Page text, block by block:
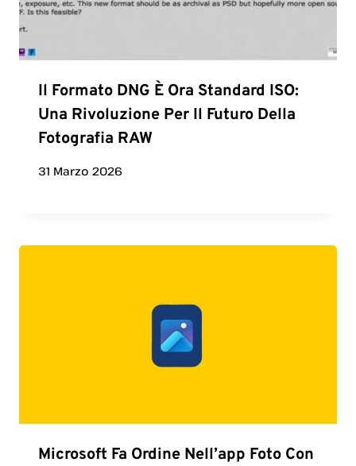
Il Formato DNG È Ora Standard ISO:
Una Rivoluzione Per Il Futuro Della
Fotografia RAW
31 Marzo 2026
Microsoft Fa Ordine Nell’app Foto Con